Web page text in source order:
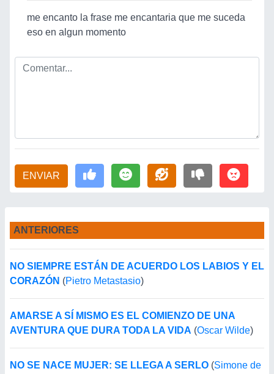
me encanto la frase me encantaria que me suceda
eso en algun momento
ENVIAR
ANTERIORES
NO SIEMPRE ESTÁN DE ACUERDO LOS LABIOS Y EL
CORAZÓN (Pietro Metastasio)
AMARSE A SÍ MISMO ES EL COMIENZO DE UNA
AVENTURA QUE DURA TODA LA VIDA (Oscar Wilde)
NO SE NACE MUJER: SE LLEGA A SERLO (Simone de